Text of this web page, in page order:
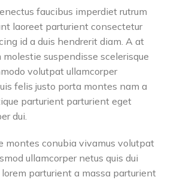
faucibus imperdiet rutrum
laoreet parturient consectetur
id a duis hendrerit diam. A at
molestie suspendisse scelerisque
volutpat ullamcorper
felis justo porta montes nam a
parturient parturient eget
dui.
montes conubia vivamus volutpat
ullamcorper netus quis dui
parturient a massa parturient